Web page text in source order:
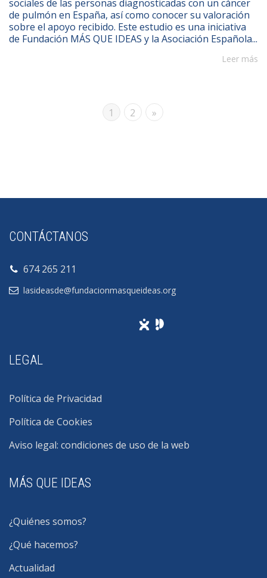
sociales de las personas diagnosticadas con un cáncer
de pulmón en España, así como conocer su valoración
sobre el apoyo recibido. Este estudio es una iniciativa
de Fundación MÁS QUE IDEAS y la Asociación Española...
Leer más
1 2 »
CONTÁCTANOS
674 265 211
lasideasde@fundacionmasqueideas.org
LEGAL
Política de Privacidad
Política de Cookies
Aviso legal: condiciones de uso de la web
MÁS QUE IDEAS
¿Quiénes somos?
¿Qué hacemos?
Actualidad